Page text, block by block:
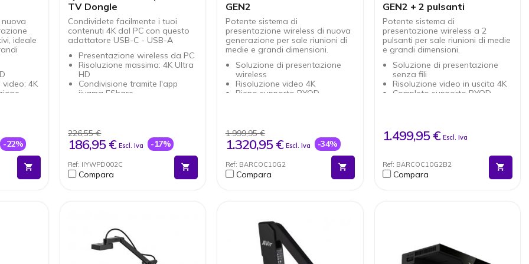
ideale
4K
con
di alta
-22%
TV Dongle
Condividete facilmente i tuoi
contenuti 4K dal PC con questo
adattatore USB-C - USB-A
Presentazione wireless da PC
Risoluzione massima: 4K Ultra
HD
Condivisione tramite l'app
iiyama EShare
dotati di USB-C
226,55 €
186,95 € Escl. Iva -17%
Ref: IIYWPD002C
Compara
GEN2
Potente sistema di
presentazione wireless di nuova
generazione per sale riunioni di
medie e grandi dimensioni.
Soluzione di presentazione
wireless
Risoluzione video 4K
Pieno supporto BYOD
annotazioni, lavagna, ecc.
Capacità di mirroring del
display
certificazione ISO27001
Facile da installare e utilizzare:
1.999,95 €
1.320,95 € Escl. Iva -34%
Ref: BARCOC10G2
Compara
GEN2 + 2 pulsanti
Potente sistema di
presentazione wireless a 2
pulsanti per sale riunioni di medie
e grandi dimensioni.
Soluzione di presentazione
senza fili
Risoluzione video in uscita 4K
Completo supporto BYOD
annotazione, lavagna, ecc.
Maggiore sicurezza:
Compatibile con tutti i sistemi
operativi
1.499,95 € Escl. Iva
Ref: BARCOC10G2B2
Compara